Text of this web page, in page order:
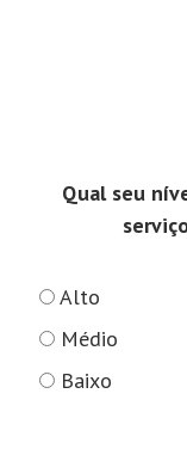
Qual seu
Alto
Médio
Baixo